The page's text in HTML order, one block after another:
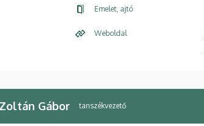
Emelet, ajtó
Weboldal
Gábor tanszékvezető